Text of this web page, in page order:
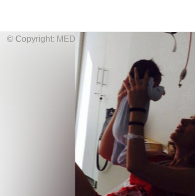
© Copyright: MEDIAFAX